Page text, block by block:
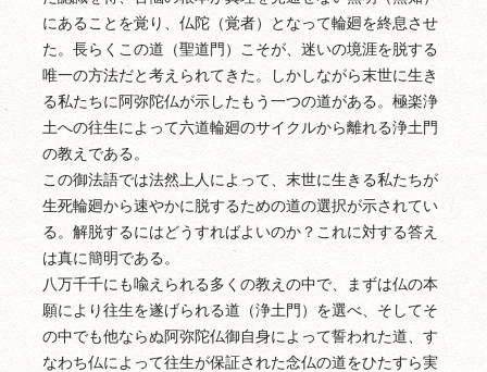
にあることを覚り、仏陀（覚者）となって輪廻を終息させ
た。長らくこの道（聖道門）こそが、迷いの境涯を脱する
唯一の方法だと考えられてきた。しかしながら末世に生き
る私たちに阿弥陀仏が示したもう一つの道がある。極楽浄
土への往生によって六道輪廻のサイクルから離れる浄土門
の教えである。
この御法語では法然上人によって、末世に生きる私たちが
生死輪廻から速やかに脱するための道の選択が示されてい
る。解脱するにはどうすればよいのか？これに対する答え
は真に簡明である。
八万千千にも喩えられる多くの教えの中で、まずは仏の本
願により往生を遂げられる道（浄土門）を選べ、そしてそ
の中でも他ならぬ阿弥陀仏御自身によって誓われた道、す
なわち仏によって往生が保証された念仏の道をひたすら実